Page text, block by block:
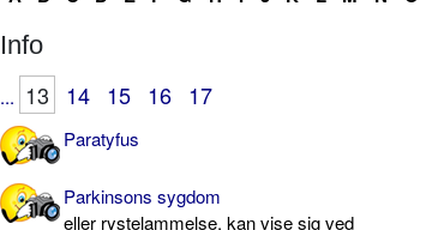
Info
... 13 14 15 16 17
Paratyfus
Parkinsons sygdom
eller rystelammelse, kan vise sig ved